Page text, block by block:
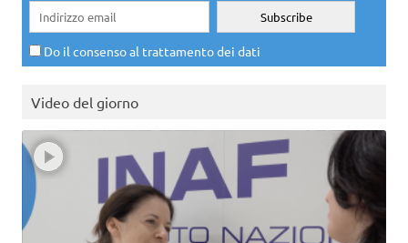
Do il consenso al trattamento dei dati
Video del giorno